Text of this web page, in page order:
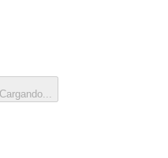
Cargando...